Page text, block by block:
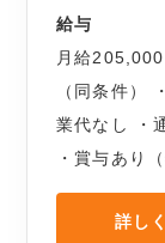
給与
月給
（同条件）
業代なし ・
・賞与あり
詳し